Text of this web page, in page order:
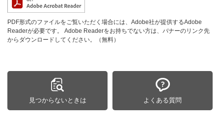
PDF形式のファイルをご覧いただく場合には、Adobe社が提供するAdobe
Readerが必要です。
Adobe Readerをお持ちでない方は、バナーのリンク先
からダウンロードしてください。（無料）
見つからないときは よくある質問